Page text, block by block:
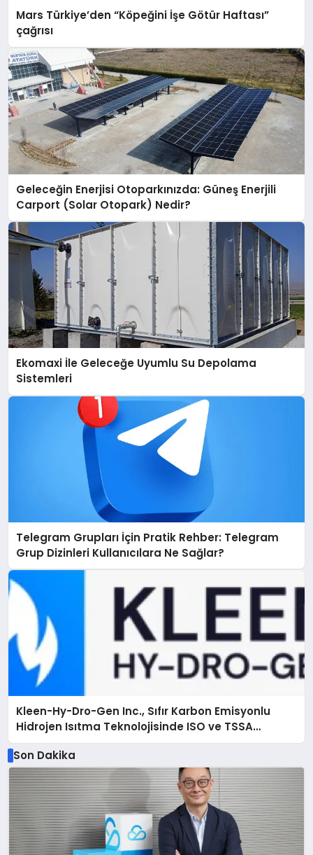
Mars Türkiye’den “Köpeğini İşe Götür Haftası”
çağrısı
Geleceğin Enerjisi Otoparkınızda: Güneş Enerjili
Carport (Solar Otopark) Nedir?
Ekomaxi İle Geleceğe Uyumlu Su Depolama
Sistemleri
Telegram Grupları İçin Pratik Rehber: Telegram
Grup Dizinleri Kullanıcılara Ne Sağlar?
Kleen-Hy-Dro-Gen Inc., Sıfır Karbon Emisyonlu
Hidrojen Isıtma Teknolojisinde ISO ve TSSA
Düzenleyici Onaylarını Aldı
Son Dakika